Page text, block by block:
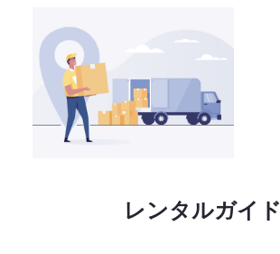
レンタルガイド